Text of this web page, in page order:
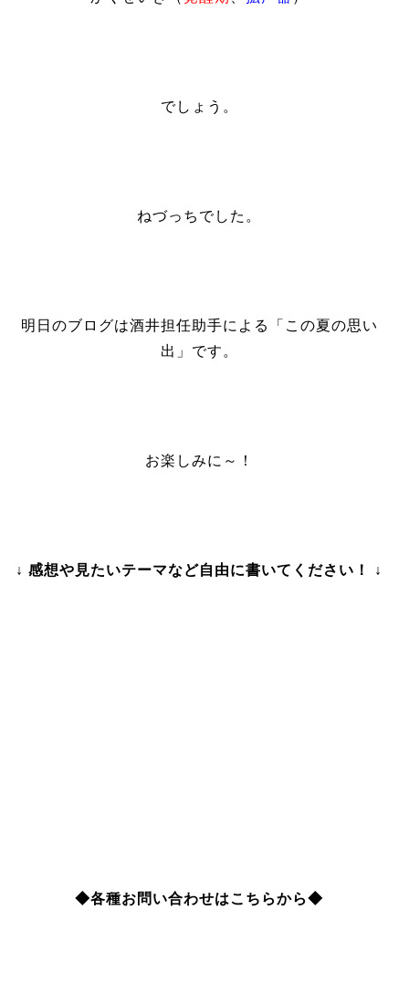
でしょう。
ねづっちでした。
明日のブログは酒井担任助手による「この夏の思い
出」です。
お楽しみに～！
↓ 感想や見たいテーマなど自由に書いてください！ ↓
◆各種お問い合わせはこちらから◆